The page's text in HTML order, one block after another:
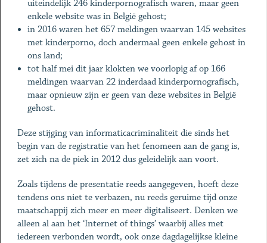
uiteindelijk 246 kinderpornografisch waren, maar geen
enkele website was in België gehost;
in 2016 waren het 657 meldingen waarvan 145 websites
met kinderporno, doch andermaal geen enkele gehost in
ons land;
tot half mei dit jaar klokten we voorlopig af op 166
meldingen waarvan 22 inderdaad kinderpornografisch,
maar opnieuw zijn er geen van deze websites in België
gehost.
Deze stijging van informaticacriminaliteit die sinds het
begin van de registratie van het fenomeen aan de gang is,
zet zich na de piek in 2012 dus geleidelijk aan voort.
Zoals tijdens de presentatie reeds aangegeven, hoeft deze
tendens ons niet te verbazen, nu reeds geruime tijd onze
maatschappij zich meer en meer digitaliseert. Denken we
alleen al aan het ‘Internet of things’ waarbij alles met
iedereen verbonden wordt, ook onze dagdagelijkse kleine